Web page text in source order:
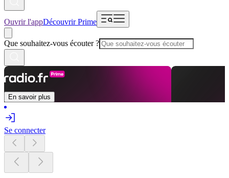
Ouvrir l'appDécouvrir Prime
Que souhaitez-vous écouter ?
En savoir plus
Se connecter